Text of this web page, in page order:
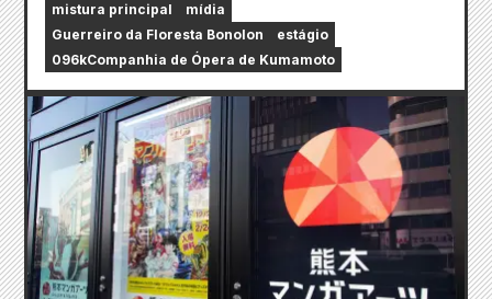
mistura principal
mídia
Guerreiro da Floresta Bonolon
estágio
096kCompanhia de Ópera de Kumamoto